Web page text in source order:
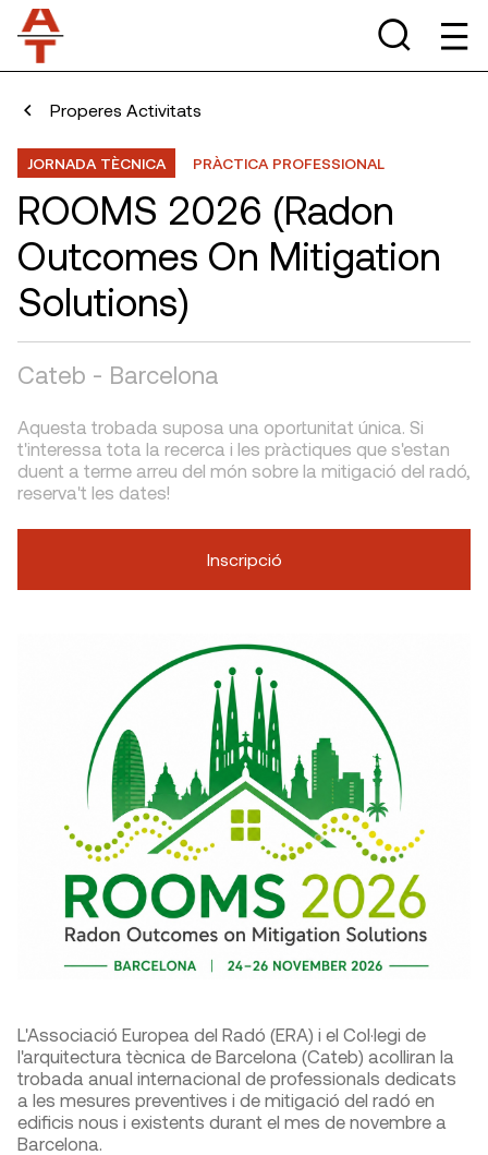
Properes Activitats
JORNADA TÈCNICA PRÀCTICA PROFESSIONAL
ROOMS 2026 (Radon
Outcomes On Mitigation
Solutions)
Cateb - Barcelona
Aquesta trobada suposa una oportunitat única. Si
t'interessa tota la recerca i les pràctiques que s'estan
duent a terme arreu del món sobre la mitigació del radó,
reserva't les dates!
Inscripció
L'Associació Europea del Radó (ERA) i el Col·legi de
l'arquitectura tècnica de Barcelona (Cateb) acolliran la
trobada anual internacional de professionals dedicats
a les mesures preventives i de mitigació del radó en
edificis nous i existents durant el mes de novembre a
Barcelona.